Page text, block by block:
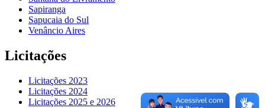
Sapiranga
Sapucaia do Sul
Venâncio Aires
Licitações
Licitações 2023
Licitações 2024
Licitações 2025 e 2026